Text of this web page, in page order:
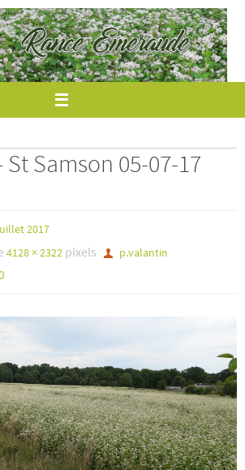
St Samson 05-07-17
2017
4128 × 2322 pixels
p.valantin